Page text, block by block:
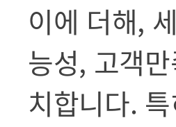
이에 더해,
능성, 고객
치합니다.